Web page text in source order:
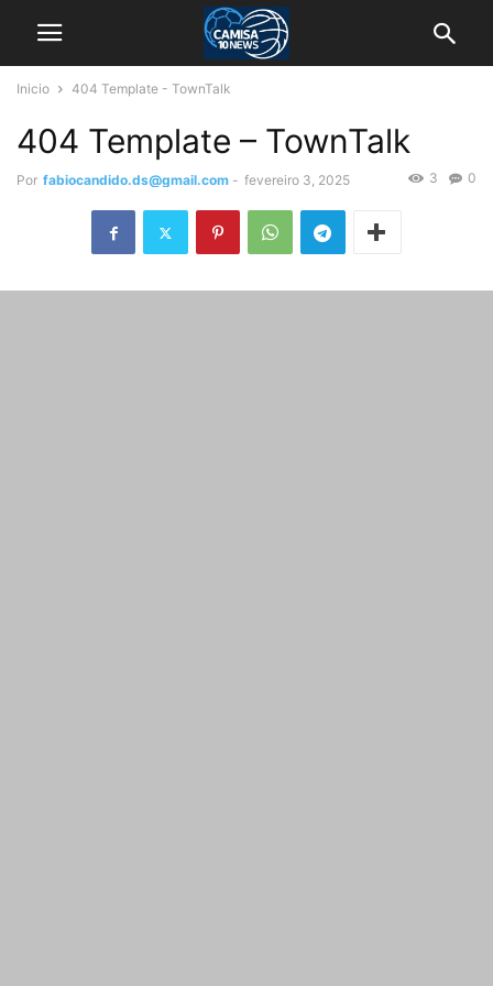
Inicio 404 Template - TownTalk
404 Template – TownTalk
Por fabiocandido.ds@gmail.com - fevereiro 3, 2025 0
3